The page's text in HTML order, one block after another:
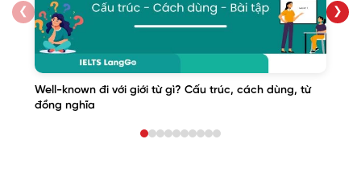
❮
Well-known đi với giới từ gì? Cấu trúc, cách dùng, từ
đồng nghĩa
❯